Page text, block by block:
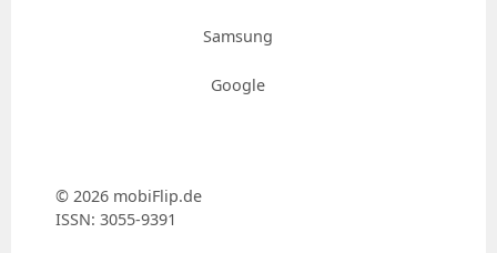
Samsung
Google
© 2026 mobiFlip.de
ISSN: 3055-9391